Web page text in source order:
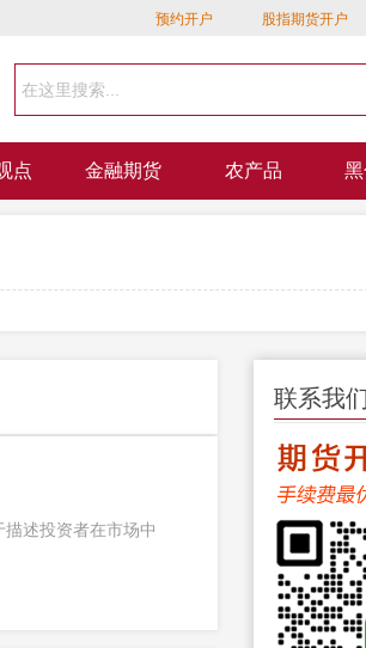
预约开户 股指期货开户
点 金融期货 农产品
述投资者在市场中
联系我们